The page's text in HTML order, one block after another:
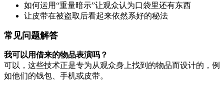
如何运用“重量暗示”让观众认为口袋里还有东西
让皮带在被盗取后看起来依然系好的秘法
常见问题解答
我可以用借来的物品表演吗？
可以，这些技术正是专为从观众身上找到的物品而设计的，例
如他们的钱包、手机或皮带。